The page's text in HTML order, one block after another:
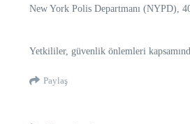
New York Polis Departmanı (NYPD),
Yetkililer, güvenlik önlemleri
Paylaş